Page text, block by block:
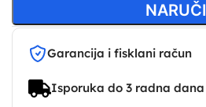
NARUČI
Garancija i fisklani račun
Isporuka do 3 radna dana